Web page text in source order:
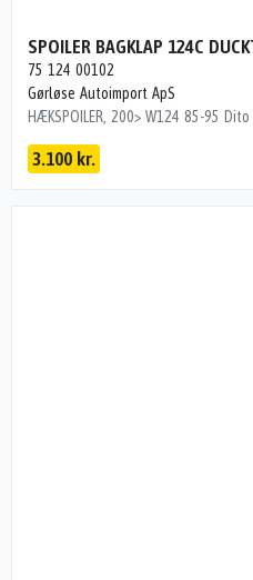
SPOILER BAGKLAP 124C
75 124 00102
Gørløse Autoimport ApS
HÆKSPOILER, 200> W124 85-95
3.100 kr.